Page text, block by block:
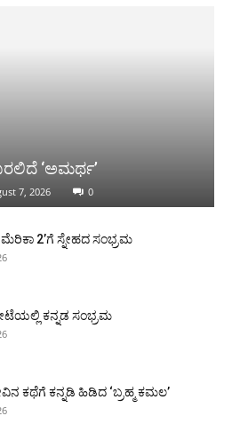
‘ಅಮರ್ಥ’
7, 2026 0
2’ಗೆ ಸ್ನೇಹದ ಸಂಭ್ರಮ
ಕನ್ನಡ ಸಂಭ್ರಮ
ಕಥೆಗೆ ಕನ್ನಡಿ ಹಿಡಿದ ‘ಬ್ರಹ್ಮ ಕಮಲ’